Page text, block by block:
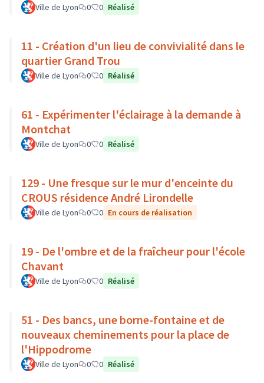
Ville de Lyon 0 0 Réalisé
11 - Création d'un lieu de convivialité dans le
quartier Grand Trou
Ville de Lyon 0 0 Réalisé
61 - Expérimenter l'éclairage à la demande à
Montchat
Ville de Lyon 0 0 Réalisé
129 - Une fresque sur le mur d'enceinte du
CROUS résidence André Lirondelle
Ville de Lyon 0 0 En cours de réalisation
19 - De l'ombre et de la fraîcheur pour l'école
Chavant
Ville de Lyon 0 0 Réalisé
51 - Des bancs, une borne-fontaine et de
nouveaux cheminements pour la place de
l'Hippodrome
Ville de Lyon 0 0 Réalisé